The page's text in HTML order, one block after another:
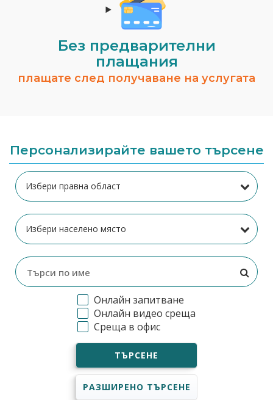
Без предварителни
плащания
плащате след получаване на услугата
Персонализирайте вашето търсене
Онлайн запитване
Онлайн видео среща
Среща в офис
ТЪРСЕНЕ
РАЗШИРЕНО ТЪРСЕНЕ